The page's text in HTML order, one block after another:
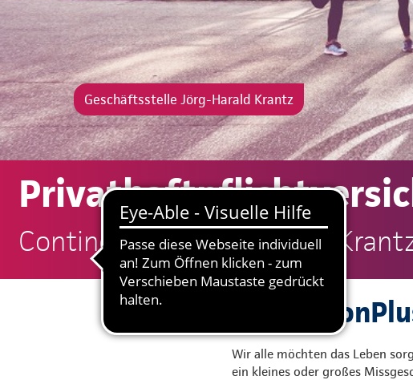
Geschäftsstelle Jörg-Harald Krantz
Continentale: Jörg-Harald
Wir alle möchten das Leben
ein kleines oder großes